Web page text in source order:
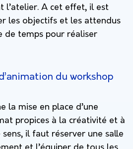
l’atelier. A cet effet, il est
les objectifs et les attendus
de temps pour réaliser
du workshop
la mise en place d’une
propices à la créativité et à
sens, il faut réserver une salle